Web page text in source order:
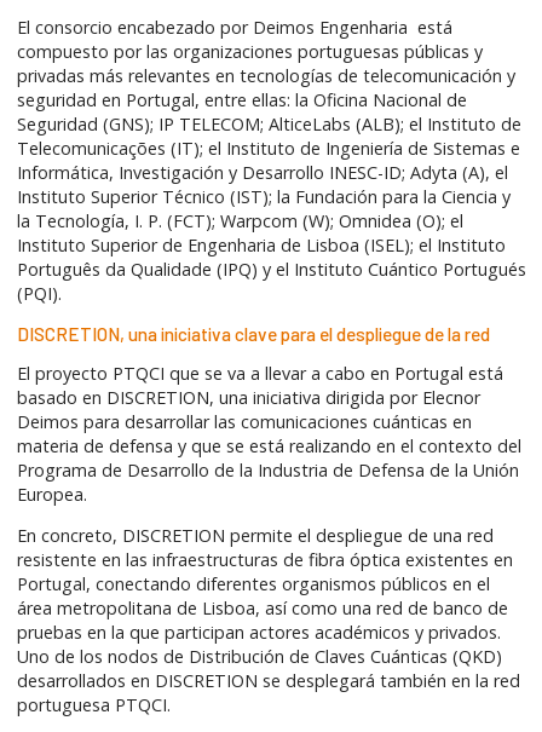
El consorcio encabezado por Deimos Engenharia está
compuesto por las organizaciones portuguesas públicas y
privadas más relevantes en tecnologías de telecomunicación y
seguridad en Portugal, entre ellas: la Oficina Nacional de
Seguridad (GNS); IP TELECOM; AlticeLabs (ALB); el Instituto de
Telecomunicações (IT); el Instituto de Ingeniería de Sistemas e
Informática, Investigación y Desarrollo INESC-ID; Adyta (A), el
Instituto Superior Técnico (IST); la Fundación para la Ciencia y
la Tecnología, I. P. (FCT); Warpcom (W); Omnidea (O); el
Instituto Superior de Engenharia de Lisboa (ISEL); el Instituto
Português da Qualidade (IPQ) y el Instituto Cuántico Portugués
(PQI).
DISCRETION, una iniciativa clave para el despliegue de la red
El proyecto PTQCI que se va a llevar a cabo en Portugal está
basado en DISCRETION, una iniciativa dirigida por Elecnor
Deimos para desarrollar las comunicaciones cuánticas en
materia de defensa y que se está realizando en el contexto del
Programa de Desarrollo de la Industria de Defensa de la Unión
Europea.
En concreto, DISCRETION permite el despliegue de una red
resistente en las infraestructuras de fibra óptica existentes en
Portugal, conectando diferentes organismos públicos en el
área metropolitana de Lisboa, así como una red de banco de
pruebas en la que participan actores académicos y privados.
Uno de los nodos de Distribución de Claves Cuánticas (QKD)
desarrollados en DISCRETION se desplegará también en la red
portuguesa PTQCI.